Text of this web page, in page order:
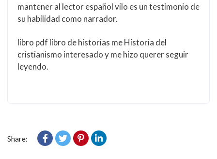
mantener al lector español vilo es un testimonio de
su habilidad como narrador.
libro pdf libro de historias me Historia del
cristianismo interesado y me hizo querer seguir
leyendo.
Share: